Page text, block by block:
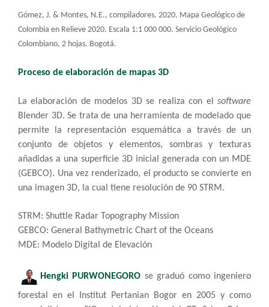
Gómez, J. & Montes, N.E., compiladores. 2020. Mapa Geológico de
Colombia en Relieve 2020. Escala 1:1 000 000. Servicio Geológico
Colombiano, 2 hojas. Bogotá.​
Proceso de elaboración de mapas 3D​
La elaboración de modelos 3D se realiza con el software
Blender 3D. Se trata de una herramienta de modelado que
permite la representación esquemática a través de un
conjunto de objetos y elementos, sombras y texturas
añadidas a una superficie 3D inicial generada con un MDE
(GEBCO). Una vez renderizado, el producto se convierte en
una imagen 3D, la cual tiene resolución de 90 STRM.
STRM: Shuttle Radar Topography Mission
GEBCO: General Bathymetric Chart of the Oceans
MDE: Modelo Digital de Elevación
Hengki PURWONEGORO​ se graduó como ingeniero
forestal en el Institut Pertanian Bogor en 2005 y como